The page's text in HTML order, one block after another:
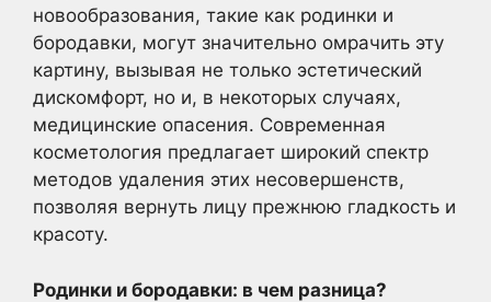
новообразования, такие как родинки и
бородавки, могут значительно омрачить эту
картину, вызывая не только эстетический
дискомфорт, но и, в некоторых случаях,
медицинские опасения. Современная
косметология предлагает широкий спектр
методов удаления этих несовершенств,
позволяя вернуть лицу прежнюю гладкость и
красоту.
Родинки и бородавки: в чем разница?